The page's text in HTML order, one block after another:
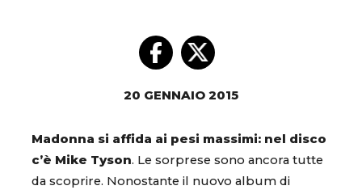
20 GENNAIO 2015
Madonna si affida ai pesi massimi: nel disco
c’è Mike Tyson. Le sorprese sono ancora tutte
da scoprire. Nonostante il nuovo album di